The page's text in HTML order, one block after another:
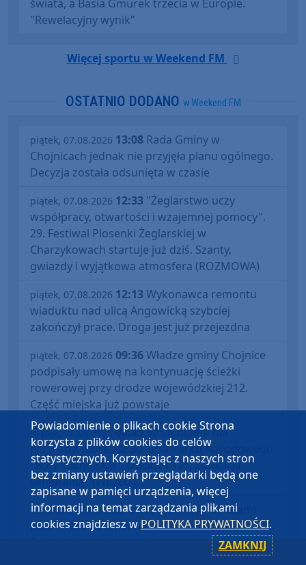
świata, a Basia Gmurek trzecia w Europie.
"Rewelacyjny wynik"
Więcej sportu w Weekend FM
OSTATNIO DODANO w Weekend FM
piątek, 07.08.2026 13:08 Rada Gminy w
Chojnicach jednak nie przyjęła planu ogólnego.
Decyzja została odsunięta w czasie
piątek, 07.08.2026 12:33 "Żeglarstwo uczy
współpracy, otwartości i wzajemnej pomocy".
29. Festiwal Piosenki Żeglarskiej w
Charzykowach startuje już dziś. Szanty,
gwiazdy i wyjątkowa atmosfera (ROZMOWA)
piątek, 07.08.2026 12:13Wykonawca remontu
wiaduktu nad ulicą Angowicką szybciej
zakończył prace. Droga jest już przejezdna
piątek, 07.08.2026 09:36Władze gminy Chojnice
podpisały umowę na kontynuację ścieżki
rowerowej przy drodze wojewódzkiej 212.
Część miejska już powstaje
piątek, 07.08.2026 08:4530 lat razem dla
przyrody. Jubileusz 30-lecia Parku Narodowego
"Bory Tucholskie". Odcinek 12: "Edukacja
senioralna" (WIDEO)
czwartek, 06.08.2026 14:17Co dalej z opłatami
pobranymi na cmentarzu komunalnym?
Zdaniem burmistrza zainteresowani sami
muszą się zwrócić do administratora nekropolii
Powiadomienie o plikach cookie Strona
korzysta z plików cookies do celów
statystycznych. Korzystając z naszych stron
bez zmiany ustawień przeglądarki będą one
zapisane w pamięci urządzenia, więcej
informacji na temat zarządzania plikami
cookies znajdziesz w POLITYKA PRYWATNOŚCI.
ZAMKNIJ